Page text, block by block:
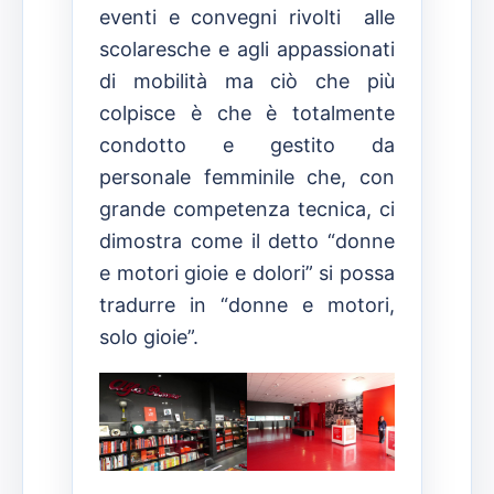
eventi e convegni rivolti alle
scolaresche e agli appassionati
di mobilità ma ciò che più
colpisce è che è totalmente
condotto e gestito da
personale femminile che, con
grande competenza tecnica, ci
dimostra come il detto “donne
e motori gioie e dolori” si possa
tradurre in “donne e motori,
solo gioie”.